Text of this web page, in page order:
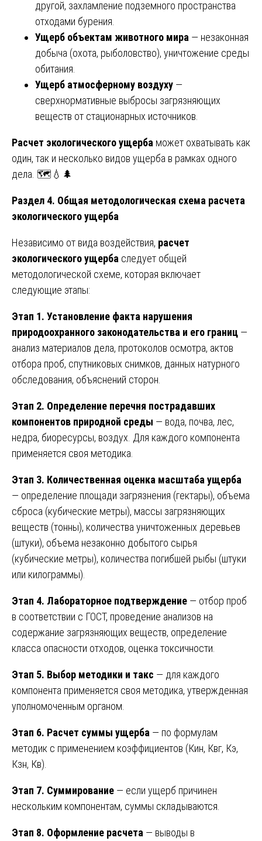
другой, захламление подземного пространства
отходами бурения.
Ущерб объектам животного мира — незаконная
добыча (охота, рыболовство), уничтожение среды
обитания.
Ущерб атмосферному воздуху —
сверхнормативные выбросы загрязняющих
веществ от стационарных источников.
Расчет экологического ущерба может охватывать как
один, так и несколько видов ущерба в рамках одного
дела. 🗺️💧🌲
Раздел 4. Общая методологическая схема расчета
экологического ущерба
Независимо от вида воздействия, расчет
экологического ущерба следует общей
методологической схеме, которая включает
следующие этапы:
Этап 1. Установление факта нарушения
природоохранного законодательства и его границ —
анализ материалов дела, протоколов осмотра, актов
отбора проб, спутниковых снимков, данных натурного
обследования, объяснений сторон.
Этап 2. Определение перечня пострадавших
компонентов природной среды — вода, почва, лес,
недра, биоресурсы, воздух. Для каждого компонента
применяется своя методика.
Этап 3. Количественная оценка масштаба ущерба
— определение площади загрязнения (гектары), объема
сброса (кубические метры), массы загрязняющих
веществ (тонны), количества уничтоженных деревьев
(штуки), объема незаконно добытого сырья
(кубические метры), количества погибшей рыбы (штуки
или килограммы).
Этап 4. Лабораторное подтверждение — отбор проб
в соответствии с ГОСТ, проведение анализов на
содержание загрязняющих веществ, определение
класса опасности отходов, оценка токсичности.
Этап 5. Выбор методики и такс — для каждого
компонента применяется своя методика, утвержденная
уполномоченным органом.
Этап 6. Расчет суммы ущерба — по формулам
методик с применением коэффициентов (Кин, Квг, Кэ,
Кзн, Кв).
Этап 7. Суммирование — если ущерб причинен
нескольким компонентам, суммы складываются.
Этап 8. Оформление расчета — выводы в